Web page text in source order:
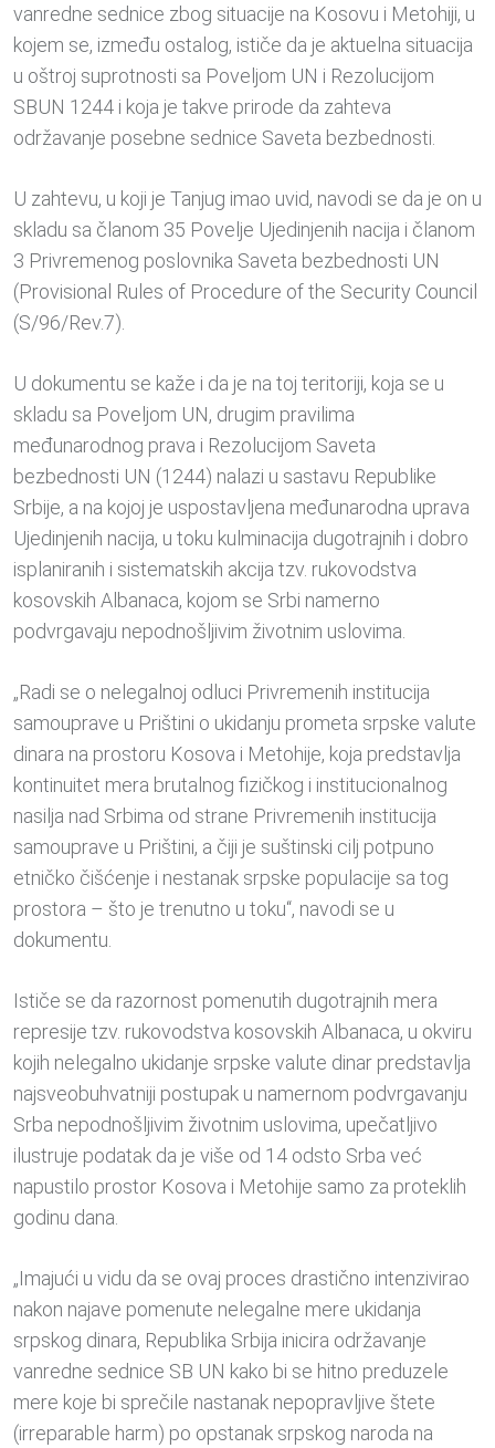
vanredne sednice zbog situacije na Kosovu i Metohiji, u
kojem se, između ostalog, ističe da je aktuelna situacija
u oštroj suprotnosti sa Poveljom UN i Rezolucijom
SBUN 1244 i koja je takve prirode da zahteva
održavanje posebne sednice Saveta bezbednosti.
U zahtevu, u koji je Tanjug imao uvid, navodi se da je on u
skladu sa članom 35 Povelje Ujedinjenih nacija i članom
3 Privremenog poslovnika Saveta bezbednosti UN
(Provisional Rules of Procedure of the Security Council
(S/96/Rev.7).
U dokumentu se kaže i da je na toj teritoriji, koja se u
skladu sa Poveljom UN, drugim pravilima
međunarodnog prava i Rezolucijom Saveta
bezbednosti UN (1244) nalazi u sastavu Republike
Srbije, a na kojoj je uspostavljena međunarodna uprava
Ujedinjenih nacija, u toku kulminacija dugotrajnih i dobro
isplaniranih i sistematskih akcija tzv. rukovodstva
kosovskih Albanaca, kojom se Srbi namerno
podvrgavaju nepodnošljivim životnim uslovima.
„Radi se o nelegalnoj odluci Privremenih institucija
samouprave u Prištini o ukidanju prometa srpske valute
dinara na prostoru Kosova i Metohije, koja predstavlja
kontinuitet mera brutalnog fizičkog i institucionalnog
nasilja nad Srbima od strane Privremenih institucija
samouprave u Prištini, a čiji je suštinski cilj potpuno
etničko čišćenje i nestanak srpske populacije sa tog
prostora – što je trenutno u toku“, navodi se u
dokumentu.
Ističe se da razornost pomenutih dugotrajnih mera
represije tzv. rukovodstva kosovskih Albanaca, u okviru
kojih nelegalno ukidanje srpske valute dinar predstavlja
najsveobuhvatniji postupak u namernom podvrgavanju
Srba nepodnošljivim životnim uslovima, upečatljivo
ilustruje podatak da je više od 14 odsto Srba već
napustilo prostor Kosova i Metohije samo za proteklih
godinu dana.
„Imajući u vidu da se ovaj proces drastično intenzivirao
nakon najave pomenute nelegalne mere ukidanja
srpskog dinara, Republika Srbija inicira održavanje
vanredne sednice SB UN kako bi se hitno preduzele
mere koje bi sprečile nastanak nepopravljive štete
(irreparable harm) po opstanak srpskog naroda na